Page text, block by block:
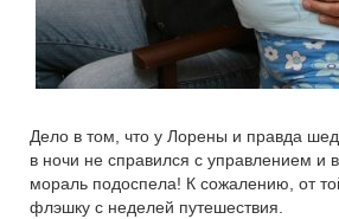
Дело в том, что у Лорены и правда
в ночи не справился с управлением
мораль подоспела! К сожалению, от
флэшку с неделей путешествия.